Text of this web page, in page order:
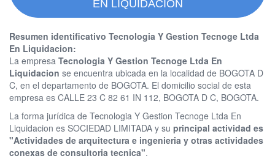
EN LIQUIDACION
Resumen identificativo Tecnologia Y Gestion Tecnoge Ltda
En Liquidacion:
La empresa Tecnologia Y Gestion Tecnoge Ltda En
Liquidacion se encuentra ubicada en la localidad de BOGOTA D
C, en el departamento de BOGOTA. El domicilio social de esta
empresa es CALLE 23 C 82 61 IN 112, BOGOTA D C, BOGOTA.
La forma jurídica de Tecnologia Y Gestion Tecnoge Ltda En
Liquidacion es SOCIEDAD LIMITADA y su principal actividad es
"Actividades de arquitectura e ingenieria y otras actividades
conexas de consultoria tecnica".